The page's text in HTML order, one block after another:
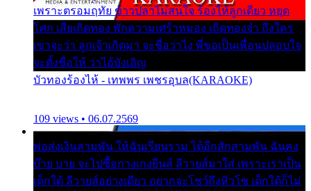
เพราะตรอมฤทัย ข้าวปลาไม่สนใจ ร้องไห้ลูกเดียว หยุด
โศก เสียเถิดทอง พักความเศร้าหมอง เถิดทองจ๋า ถึงใคร
เขาจะว่า ลูกเจ้าเกิดมา จะชื่อว่าไง พี่ขอเป็นเพื่อนปลอบใจ
จะตั้งชื่อให้ ว่าไอ้บังเอิญ
บัวทองร้องไห้ - เทพพร เพชรอุบล(KARAOKE)
109 views • 06.07.2569
พ่อส่งเงินสามพัน ให้ฉันเรียนราม ได้อีกสักสามพัน ฉันคง
บ๊าย บาย จะไปซื้อกางเกงยีนส์ ลีวายส์มาใส่ เพราะเราเป็น
เด็กใต้ ลีวายส์อย่างเดียว อยากจะโชว์ถึงหิวโซ เด็กใต้ก็ไม่